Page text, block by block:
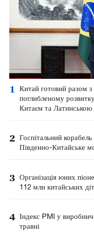
1
Китай готовий разом
поглибленому
Китаєм та
2 Госпітальний
Південно-Китайське
3 Організація юних
112 млн китайських
4 Індекс PMI у
травні